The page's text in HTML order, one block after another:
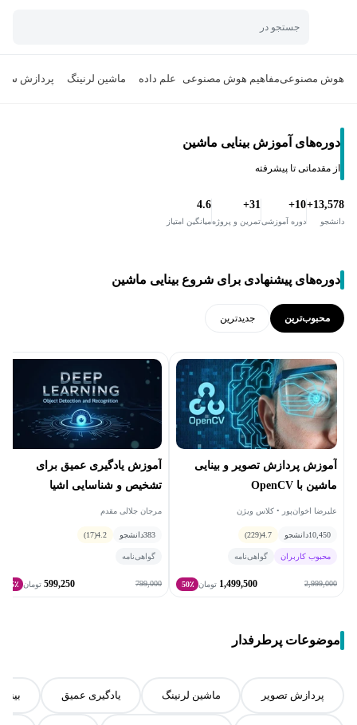
جستجو در
هوش مصنوعیمفاهیم هوش مصنوعی علم داده ماشین لرنینگ پردازش
دوره‌های آموزش بینایی ماشین
از مقدماتی تا پیشرفته
13,578+
دانشجو
10+
دوره آموزشی
31+
تمرین و پروژه
4.6
میانگین امتیاز
دوره‌های پیشنهادی برای شروع بینایی ماشین
محبوب‌ترین جدید‌ترین
آموزش پردازش تصویر و بینایی
ماشین با OpenCV
علیرضا اخوان‌پور • کلاس ویژن
10,450دانشجو 4.7
(229)
محبوب کاربران گواهی‌نامه
2,999,000
1,499,500 تومان 50٪
آموزش یادگیری عمیق برای
تشخیص و شناسایی اشیا
مرجان جلالی مقدم
383دانشجو 4.2
(17)
گواهی‌نامه
799,000
599,250 تومان 25٪
موضوعات پرطرفدار
پردازش تصویر ماشین لرنینگ یادگیری عمیق